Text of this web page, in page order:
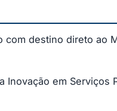
com destino direto ao
em Serviços